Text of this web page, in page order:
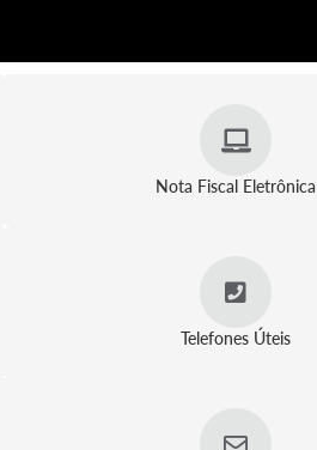
Nota Fiscal Eletrônica
Telefones Úteis